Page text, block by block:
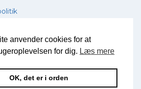
- Lavet med
Nordskov Media
anvender cookies for at
for dig. Læs mere
OK, det er i orden